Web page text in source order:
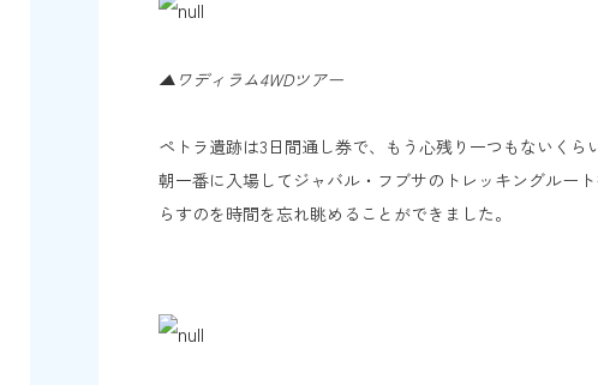
▲ワディラム4WDツアー
ペトラ遺跡は3日間通し券で、もう心残り一つもないくら
朝一番に入場してジャバル・フブサのトレッキングルー
らすのを時間を忘れ眺めることができました。